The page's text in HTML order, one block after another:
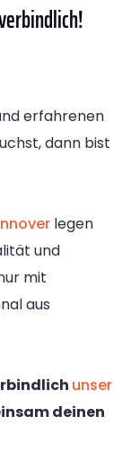
erfahrenen
dann bist
legen
und
mit
aus
unser
deinen